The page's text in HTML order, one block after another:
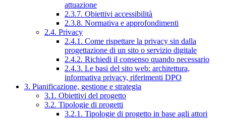
attuazione
2.3.7. Obiettivi accessibilità
2.3.8. Normativa e approfondimenti
2.4. Privacy
2.4.1. Come rispettare la privacy sin dalla
progettazione di un sito o servizio digitale
2.4.2. Richiedi il consenso quando necessario
2.4.3. Le basi del sito web: architettura,
informativa privacy, riferimenti DPO
3. Pianificazione, gestione e strategia
3.1. Obiettivi del progetto
3.2. Tipologie di progetti
3.2.1. Tipologie di progetto in base agli attori